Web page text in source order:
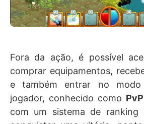
Fora da ação, é possível
comprar equipamentos,
e também entrar no modo
jogador, conhecido como PvP
com um sistema de ranking